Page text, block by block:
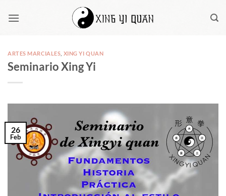
ARTES MARCIALES XING YI QUAN
Seminario Xing Yi
26
Feb